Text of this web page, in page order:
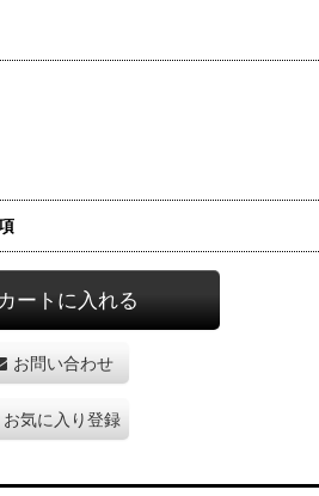
カートに入れる
お問い合わせ
お気に入り登録